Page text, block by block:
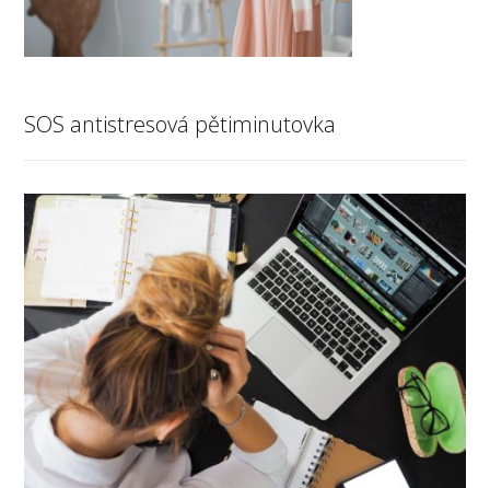
SOS antistresová pětiminutovka